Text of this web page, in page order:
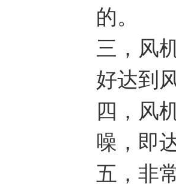
的。
三，风
好达到
四，风
噪，即
五，非